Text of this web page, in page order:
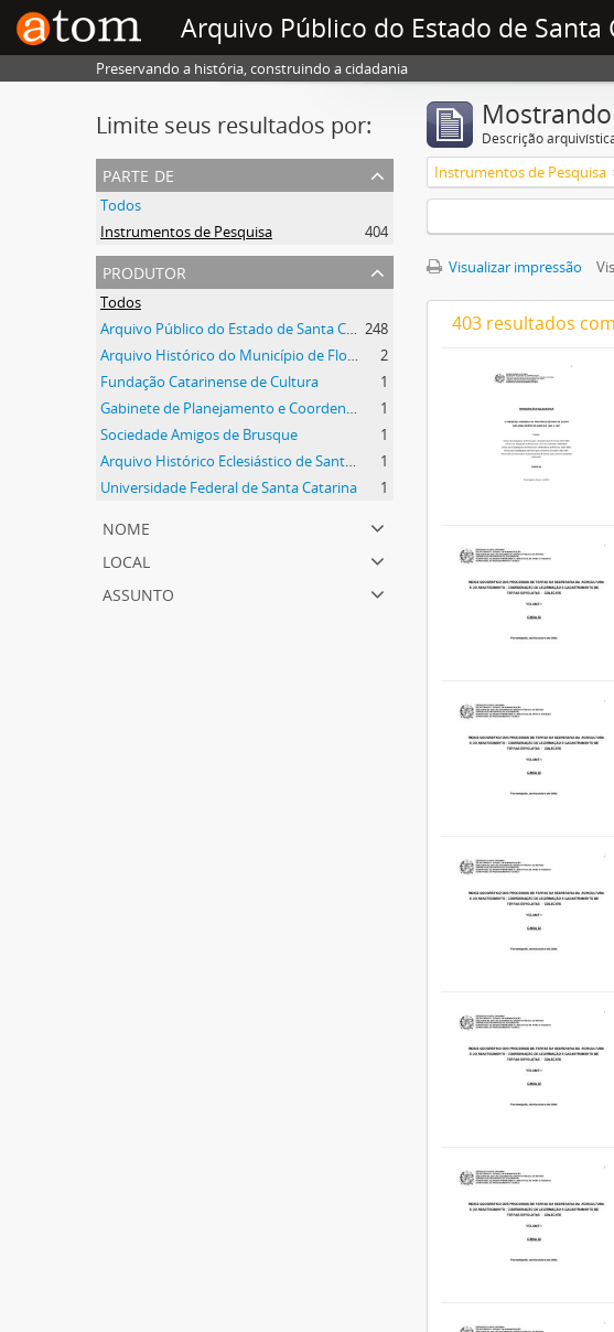
Arquivo Público do Estado de Santa
Preservando a história, construindo a cidadania
Limite seus resultados por:
parte de
Todos
Instrumentos de Pesquisa
404
produtor
Todos
Arquivo Público do Estado de Santa Catarina 248
Arquivo Histórico do Município de Florianópolis
2
Fundação Catarinense de Cultura
1
Gabinete de Planejamento e Coordenação Geral
1
Sociedade Amigos de Brusque
1
Arquivo Histórico Eclesiástico de Santa Catarina
1
Universidade Federal de Santa Catarina
1
nome
local
assunto
Descrição
Instrumentos de Pesquisa
Visualizar impressão
403 resultados